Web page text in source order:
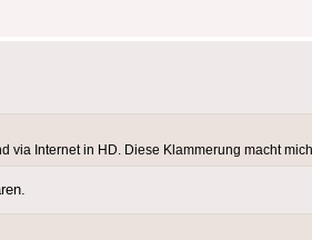
Internet in HD. Diese Klammerung macht mich